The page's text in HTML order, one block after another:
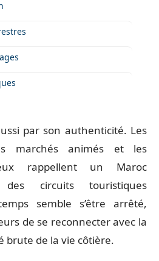
par son authenticité. Les
marchés animés et les
rappellent un Maroc
circuits touristiques
semble s’être arrêté,
de se reconnecter avec la
brute de la vie côtière.